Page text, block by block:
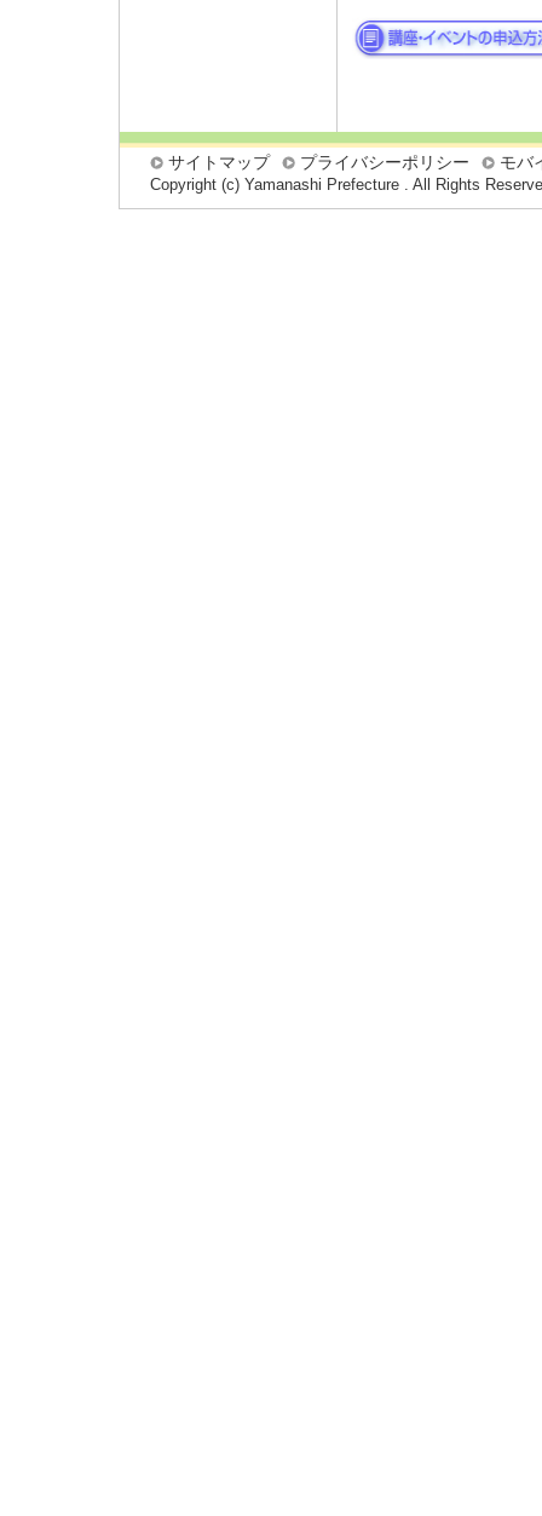
サイトマップ プライバシーポリシー モバ
Copyright (c) Yamanashi Prefecture . All Rights